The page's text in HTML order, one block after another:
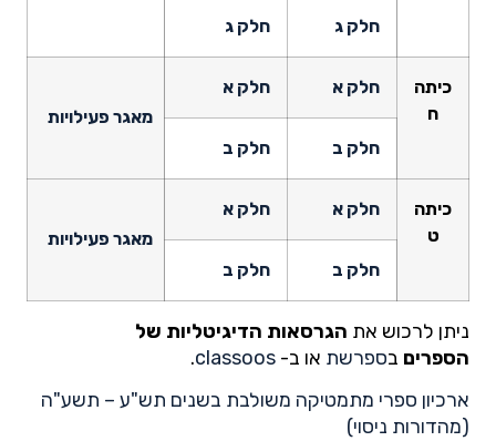
חלק ג חלק ג
כיתה
ח
חלק א
חלק א
מאגר פעילויות
חלק ב
חלק ב
כיתה
ט
חלק א
חלק א
מאגר פעילויות
חלק ב
חלק ב
ניתן לרכוש את הגרסאות הדיגיטליות של
הספרים בספרשת או ב- classoos
.
ארכיון ספרי מתמטיקה משולבת בשנים תש"ע – תשע"ה
(מהדורות ניסוי)